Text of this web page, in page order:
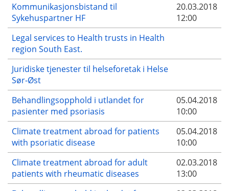
Kommunikasjonsbistand til
Sykehuspartner HF
20.03.2018
12:00
Legal services to Health trusts in Health
region South East.
Juridiske tjenester til helseforetak i Helse
Sør-Øst
Behandlingsopphold i utlandet for
pasienter med psoriasis
05.04.2018
10:00
Climate treatment abroad for patients
with psoriatic disease
05.04.2018
10:00
Climate treatment abroad for adult
patients with rheumatic diseases
02.03.2018
13:00